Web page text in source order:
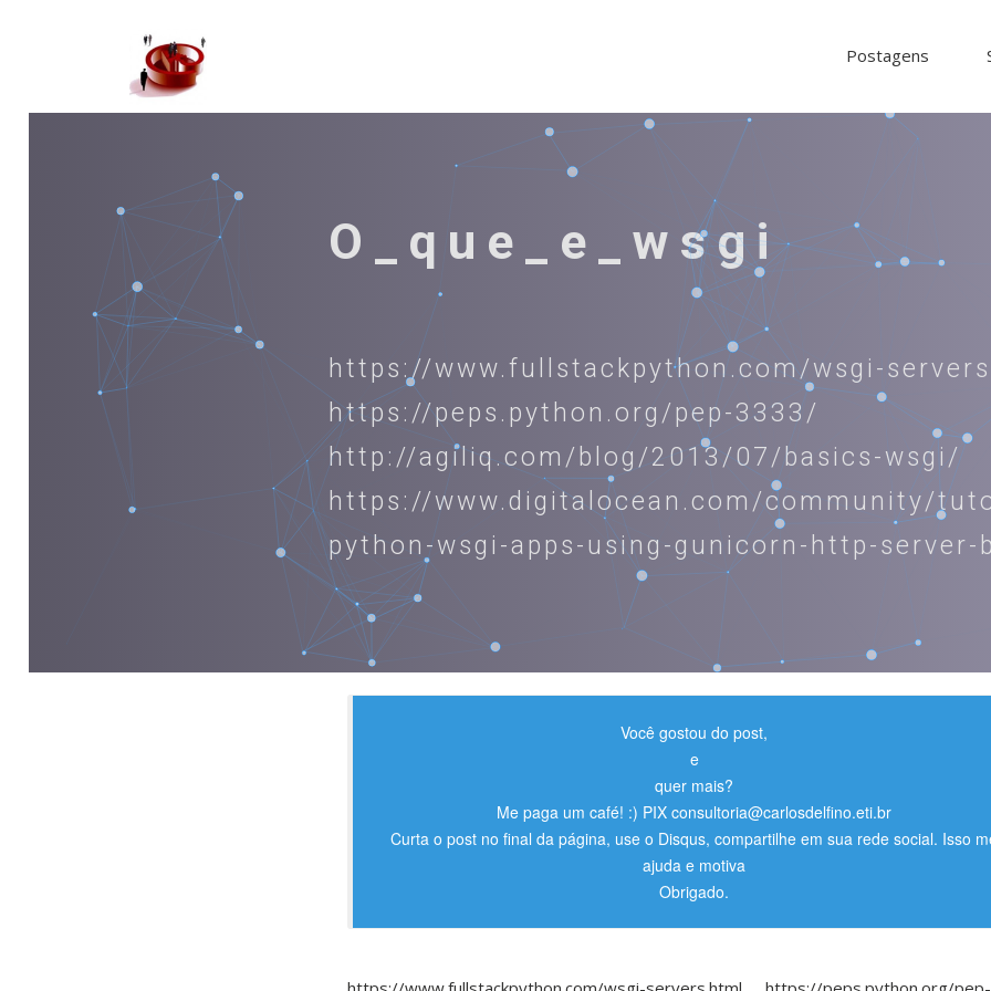
Postagens
O_que_e_wsgi
https://www.fullstackpython.com/wsgi-
https://peps.python.org/pep-3333/
http://agiliq.com/blog/2013/07/basics-wsgi/
https://www.digitalocean.com/community/
python-wsgi-apps-using-gunicorn-http-server-
Você gostou do post,
e
quer mais?
Me paga um café! :) PIX consultoria@carlosdelfino.eti.br
Curta o post no final da página, use o Disqus, compartilhe em sua rede social. Isso
ajuda e motiva
Obrigado.